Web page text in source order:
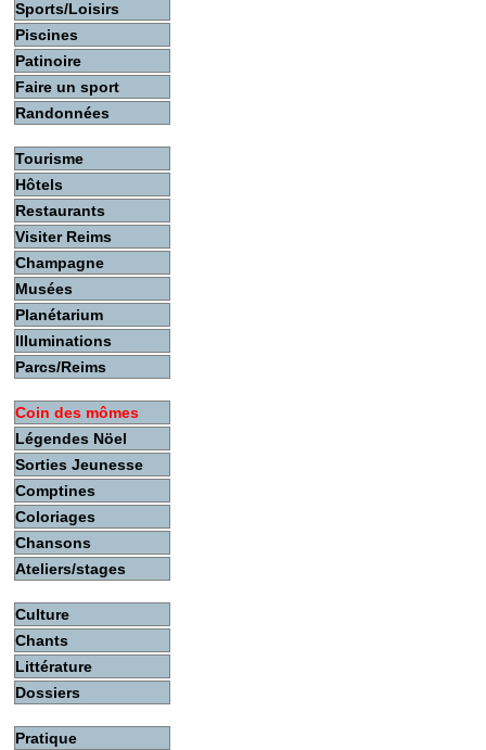
Sports/Loisirs
Piscines
Patinoire
Faire un sport
Randonnées
Tourisme
Hôtels
Restaurants
Visiter Reims
Champagne
Musées
Planétarium
Illuminations
Parcs/Reims
Coin des mômes
Légendes Nöel
Sorties Jeunesse
Comptines
Coloriages
Chansons
Ateliers/stages
Culture
Chants
Littérature
Dossiers
Pratique